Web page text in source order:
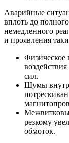
Аварийные
вплоть до
немедленного
и проявления
Физическое
сил.
Шумы
резкому
обмоток.